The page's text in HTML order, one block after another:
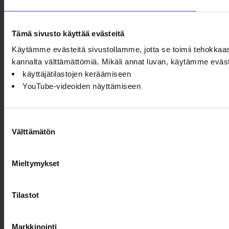
Tämä sivusto käyttää evästeitä
Käytämme evästeitä sivustollamme, jotta se toimii
kannalta välttämättömiä. Mikäli annat luvan, käytämme
käyttäjätilastojen keräämiseen
YouTube-videoiden näyttämiseen
valinta
Välttämätön
Mieltymykset
Tilastot
Markkinointi